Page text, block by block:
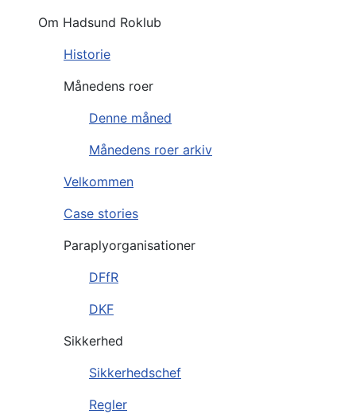
Om Hadsund Roklub
Historie
Månedens roer
Denne måned
Månedens roer arkiv
Velkommen
Case stories
Paraplyorganisationer
DFfR
DKF
Sikkerhed
Sikkerhedschef
Regler